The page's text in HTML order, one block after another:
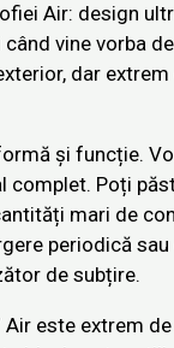
Air: design
vine vorba
dar
și funcție.
complet. Poți
mari de
periodică
de subțire.
este extrem